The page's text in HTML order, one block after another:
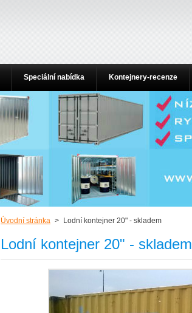
Úvodní stránka > Lodní kontejner 20" - skladem
Lodní kontejner 20" - skladem
Speciální nabídka Kontejnery-recenze